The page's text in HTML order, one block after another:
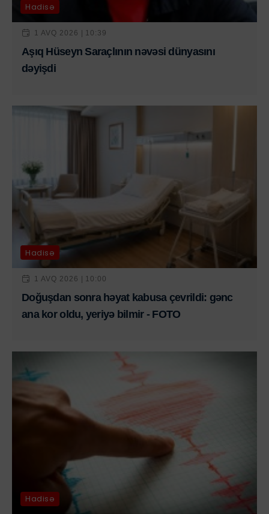
Hadisə
1 AVQ 2026 | 10:39
Aşıq Hüseyn Saraçlının nəvəsi dünyasını
dəyişdi
Hadisə
1 AVQ 2026 | 10:00
Doğuşdan sonra həyat kabusa çevrildi: gənc
ana kor oldu, yeriyə bilmir - FOTO
Hadisə